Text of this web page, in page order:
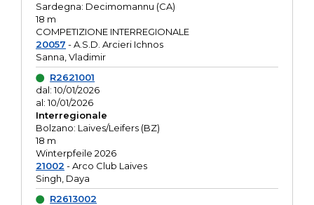
Sardegna: Decimomannu (CA)
18 m
COMPETIZIONE INTERREGIONALE
20057 - A.S.D. Arcieri Ichnos
Sanna, Vladimir
R2621001
dal: 10/01/2026
al: 10/01/2026
Interregionale
Bolzano: Laives/Leifers (BZ)
18 m
Winterpfeile 2026
21002 - Arco Club Laives
Singh, Daya
R2613002